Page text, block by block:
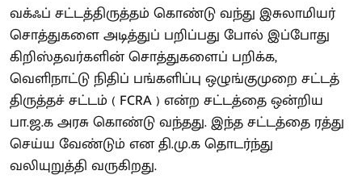
வக்ஃப் சட்டத்திருத்தம் கொண்டு வந்து இசுலாமியர்
சொத்துகளை அடித்துப் பறிப்பது போல் இப்போது
கிறிஸ்தவர்களின் சொத்துகளைப் பறிக்க,
வெளிநாட்டு நிதிப் பங்களிப்பு ஒழுங்குமுறை சட்டத்
திருத்தச் சட்டம் ( FCRA ) என்ற சட்டத்தை ஒன்றிய
பா.ஜ.க அரசு கொண்டு வந்தது. இந்த சட்டத்தை ரத்து
செய்ய வேண்டும் என தி.மு.க தொடர்ந்து
வலியுறுத்தி வருகிறது.